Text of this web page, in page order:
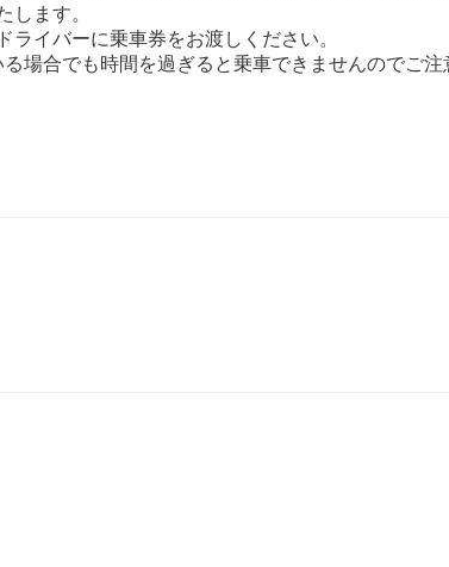
します。
イバーに乗車券をお渡しください。
場合でも時間を過ぎると乗車できませんのでご注